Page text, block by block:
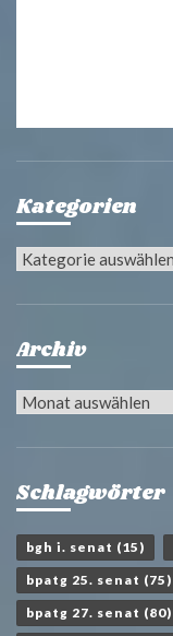
Kategorien
Kategorien
Archiv
Archiv
Schlagwörter
bgh i. senat (15)
bpatg 25. senat (75)
bpatg 27. senat (80)